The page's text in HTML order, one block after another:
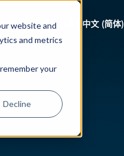
website and
and metrics
your
Decline
腕錶專賣店最新消息 中文 (简体)